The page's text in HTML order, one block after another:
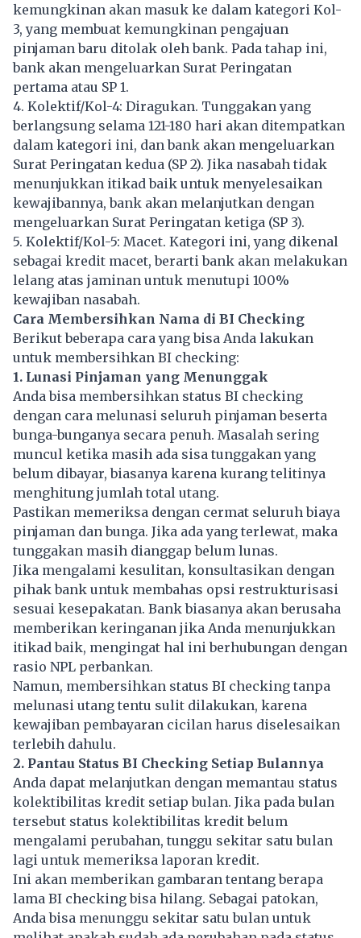
kemungkinan akan masuk ke dalam kategori Kol-
3, yang membuat kemungkinan pengajuan
pinjaman baru ditolak oleh bank. Pada tahap ini,
bank akan mengeluarkan Surat Peringatan
pertama atau SP 1.
4. Kolektif/Kol-4: Diragukan. Tunggakan yang
berlangsung selama 121-180 hari akan ditempatkan
dalam kategori ini, dan bank akan mengeluarkan
Surat Peringatan kedua (SP 2). Jika nasabah tidak
menunjukkan itikad baik untuk menyelesaikan
kewajibannya, bank akan melanjutkan dengan
mengeluarkan Surat Peringatan ketiga (SP 3).
5. Kolektif/Kol-5: Macet. Kategori ini, yang dikenal
sebagai kredit macet, berarti bank akan melakukan
lelang atas jaminan untuk menutupi 100%
kewajiban nasabah.
Cara Membersihkan Nama di BI Checking
Berikut beberapa cara yang bisa Anda lakukan
untuk membersihkan BI checking:
1. Lunasi Pinjaman yang Menunggak
Anda bisa membersihkan status BI checking
dengan cara melunasi seluruh pinjaman beserta
bunga-bunganya secara penuh. Masalah sering
muncul ketika masih ada sisa tunggakan yang
belum dibayar, biasanya karena kurang telitinya
menghitung jumlah total utang.
Pastikan memeriksa dengan cermat seluruh biaya
pinjaman dan bunga. Jika ada yang terlewat, maka
tunggakan masih dianggap belum lunas.
Jika mengalami kesulitan, konsultasikan dengan
pihak bank untuk membahas opsi restrukturisasi
sesuai kesepakatan. Bank biasanya akan berusaha
memberikan keringanan jika Anda menunjukkan
itikad baik, mengingat hal ini berhubungan dengan
rasio NPL perbankan.
Namun, membersihkan status BI checking tanpa
melunasi utang tentu sulit dilakukan, karena
kewajiban pembayaran cicilan harus diselesaikan
terlebih dahulu.
2. Pantau Status BI Checking Setiap Bulannya
Anda dapat melanjutkan dengan memantau status
kolektibilitas kredit setiap bulan. Jika pada bulan
tersebut status kolektibilitas kredit belum
mengalami perubahan, tunggu sekitar satu bulan
lagi untuk memeriksa laporan kredit.
Ini akan memberikan gambaran tentang berapa
lama BI checking bisa hilang. Sebagai patokan,
Anda bisa menunggu sekitar satu bulan untuk